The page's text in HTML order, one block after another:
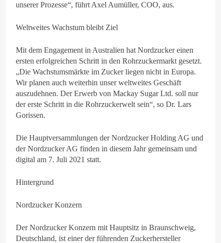
unserer Prozesse“, führt Axel Aumüller, COO, aus.
Weltweites Wachstum bleibt Ziel
Mit dem Engagement in Australien hat Nordzucker einen
ersten erfolgreichen Schritt in den Rohrzuckermarkt gesetzt.
„Die Wachstumsmärkte im Zucker liegen nicht in Europa.
Wir planen auch weiterhin unser weltweites Geschäft
auszudehnen. Der Erwerb von Mackay Sugar Ltd. soll nur
der erste Schritt in die Rohrzuckerwelt sein“, so Dr. Lars
Gorissen.
Die Hauptversammlungen der Nordzucker Holding AG und
der Nordzucker AG finden in diesem Jahr gemeinsam und
digital am 7. Juli 2021 statt.
Hintergrund
Nordzucker Konzern
Der Nordzucker Konzern mit Hauptsitz in Braunschweig,
Deutschland, ist einer der führenden Zuckerhersteller